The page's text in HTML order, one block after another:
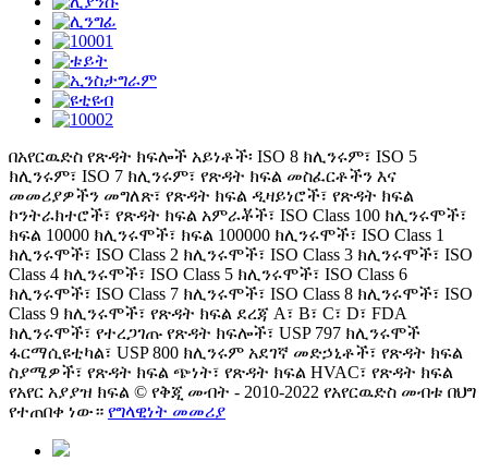
በአየርዉድስ የጽዳት ክፍሎች አይነቶች፡ ISO 8 ክሊንሩም፣ ISO 5
ክሊንሩም፣ ISO 7 ክሊንሩም፣ የጽዳት ክፍል መስፈርቶችን እና
መመሪያዎችን መግለጽ፣ የጽዳት ክፍል ዲዛይነሮች፣ የጽዳት ክፍል
ኮንትራክተሮች፣ የጽዳት ክፍል አምራቾች፣ ISO Class 100 ክሊንሩሞች፣
ክፍል 10000 ክሊንሩሞች፣ ክፍል 100000 ክሊንሩሞች፣ ISO Class 1
ክሊንሩሞች፣ ISO Class 2 ክሊንሩሞች፣ ISO Class 3 ክሊንሩሞች፣ ISO
Class 4 ክሊንሩሞች፣ ISO Class 5 ክሊንሩሞች፣ ISO Class 6
ክሊንሩሞች፣ ISO Class 7 ክሊንሩሞች፣ ISO Class 8 ክሊንሩሞች፣ ISO
Class 9 ክሊንሩሞች፣ የጽዳት ክፍል ደረጃ A፣ B፣ C፣ D፣ FDA
ክሊንሩሞች፣ የተረጋገጡ የጽዳት ክፍሎች፣ USP 797 ክሊንሩሞች
ፋርማሲዩቲካል፣ USP 800 ክሊንሩም አደገኛ መድኃኒቶች፣ የጽዳት ክፍል
ስያሜዎች፣ የጽዳት ክፍል ጭነት፣ የጽዳት ክፍል HVAC፣ የጽዳት ክፍል
የአየር አያያዝ ክፍል © የቅጂ መብት - 2010-2022 የአየርዉድስ መብቱ በህግ
የተጠበቀ ነው። የግላዊነት መመሪያ